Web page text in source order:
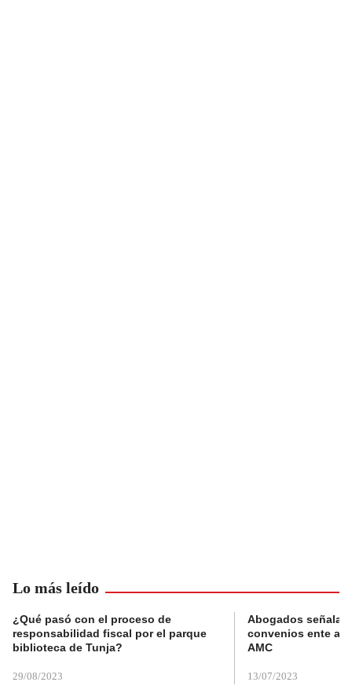
Lo más leído
¿Qué pasó con el proceso de
responsabilidad fiscal por el parque
biblioteca de Tunja?
29/08/2023
Abogados
convenios ente
AMC
13/07/2023